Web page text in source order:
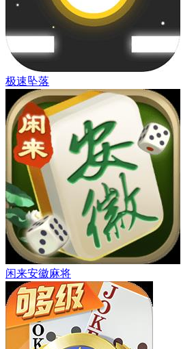
极速坠落
闲来安徽麻将